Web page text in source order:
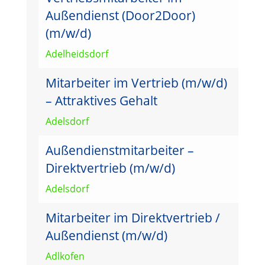
Außendienst (Door2Door)
(m/w/d)
Adelheidsdorf
Mitarbeiter im Vertrieb (m/w/d)
– Attraktives Gehalt
Adelsdorf
Außendienstmitarbeiter –
Direktvertrieb (m/w/d)
Adelsdorf
Mitarbeiter im Direktvertrieb /
Außendienst (m/w/d)
Adlkofen